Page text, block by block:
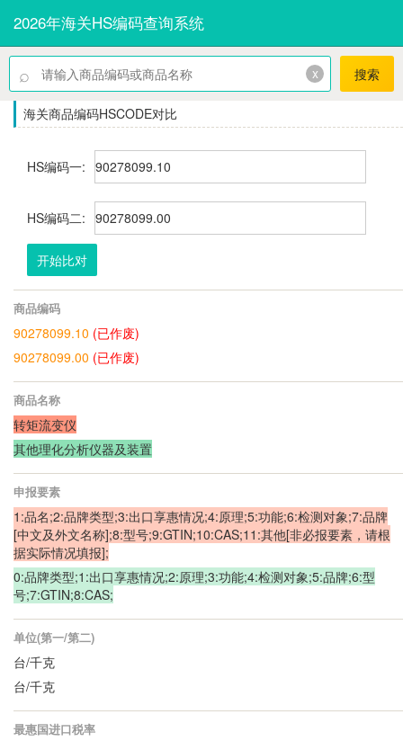
2026年海关HS编码查询系统
⌕ x 搜索
海关商品编码HSCODE对比
HS编码一:
HS编码二:
开始比对
商品编码
90278099.10 (已作废)
90278099.00 (已作废)
商品名称
转矩流变仪
其他理化分析仪器及装置
申报要素
1:品名;2:品牌类型;3:出口享惠情况;4:原理;5:功能;6:检测对象;7:品牌
[中文及外文名称];8:型号;9:GTIN;10:CAS;11:其他[非必报要素，请根
据实际情况填报];
0:品牌类型;1:出口享惠情况;2:原理;3:功能;4:检测对象;5:品牌;6:型
号;7:GTIN;8:CAS;
单位(第一/第二)
台/千克
台/千克
最惠国进口税率